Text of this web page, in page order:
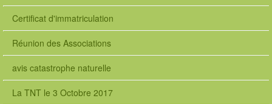
Certificat d'immatriculation
Réunion des Associations
avis catastrophe naturelle
La TNT le 3 Octobre 2017